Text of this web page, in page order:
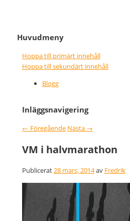
Nice wins nothing
faster
Huvudmeny
Hoppa till primärt innehåll
Hoppa till sekundärt innehåll
Blogg
Inläggsnavigering
← Föregående Nästa →
VM i halvmarathon
Publicerat28 mars, 2014av Fredrik